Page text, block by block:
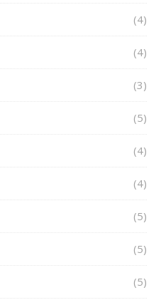
(4)
(4)
(3)
(5)
(4)
(4)
(5)
(5)
(5)